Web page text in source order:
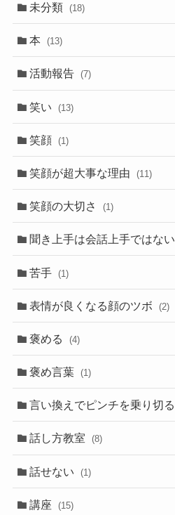
未分類 (18)
本 (13)
活動報告 (7)
笑い (13)
笑顔 (1)
笑顔が超大事な理由 (11)
笑顔の大切さ (1)
聞き上手は会話上手ではない
苦手 (1)
表情が良くなる顔のツボ (2)
褒める (4)
褒め言葉 (1)
言い換えでピンチを乗り切る
話し方教室 (8)
話せない (1)
講座 (15)